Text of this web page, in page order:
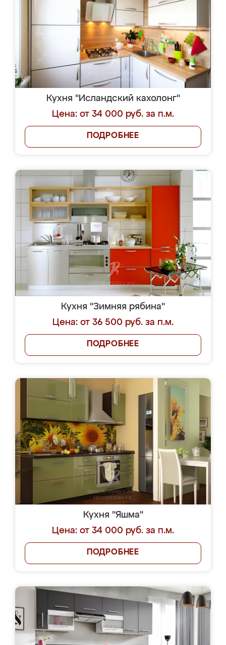
Кухня "Исландский кахолонг"
Цена: от 34 000 руб. за п.м.
ПОДРОБНЕЕ
Кухня "Зимняя рябина"
Цена: от 36 500 руб. за п.м.
ПОДРОБНЕЕ
Кухня "Яшма"
Цена: от 34 000 руб. за п.м.
ПОДРОБНЕЕ